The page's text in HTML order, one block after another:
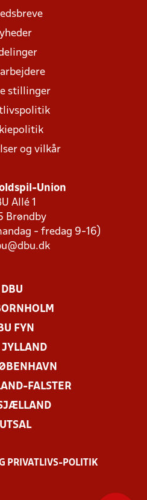
stillinger
og vilkår
Union
Allé 1
Brøndby
- fredag 9-16)
DBU
FYN
JYLLAND
FALSTER
PRIVATLIVS-POLITIK